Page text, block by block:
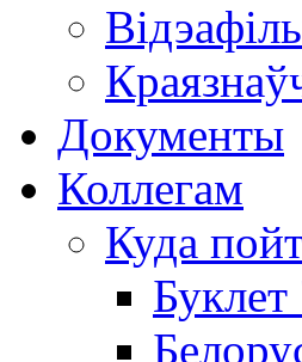
Документы
Коллегам
Куда